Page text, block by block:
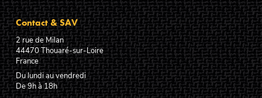
Contact & SAV
2 rue de Milan
44470Thouaré-sur-Loire
France
Du lundi au vendredi
De 9h à 18h